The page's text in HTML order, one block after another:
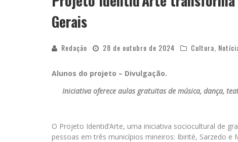
Gerais
Redação 28 de outubro de 2024 Cultura
Alunos do projeto – Divulgação.
Iniciativa oferece aulas gratuitas de música, dança,
O Projeto Identid’Arte, uma iniciativa sociocultural de
pessoas em três municípios mineiros: Ibirité, Sarzedo e